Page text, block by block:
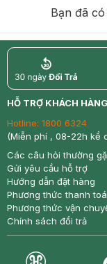
Bạn đã
return
HỖ TRỢ KHÁCH HÀNG
Hotline: 1800 6324
(Miễn phí , 08-22h kể
Các câu hỏi thường
Gửi yêu cầu hỗ trợ
Hướng dẫn đặt hàng
Phương thức thanh
Phương thức vận
Chính sách đổi trả